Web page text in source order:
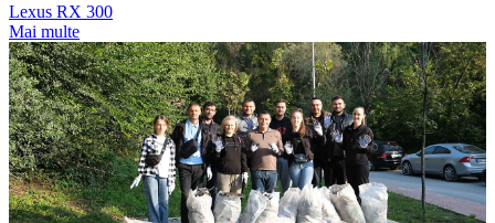
Lexus RX 300
Mai multe